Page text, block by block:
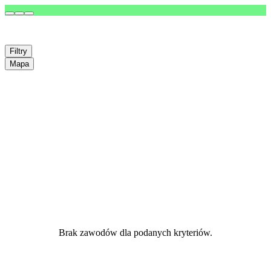
Filtry
Mapa
Brak zawodów dla podanych kryteriów.